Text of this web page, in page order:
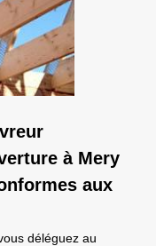
à Mery
aux
déléguez au